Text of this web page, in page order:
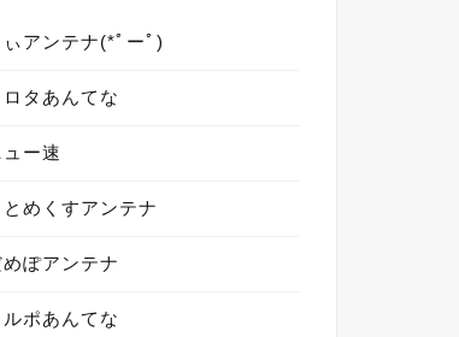
ぃアンテナ(*ﾟーﾟ)
ロタあんてな
ュー速
とめくすアンテナ
めぽアンテナ
ルポあんてな